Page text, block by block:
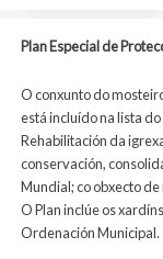
Plan Especial de
O conxunto do
está incluído na lista
Rehabilitación da
conservación,
Mundial; co obxecto
O Plan inclúe os
Ordenación Municipal.